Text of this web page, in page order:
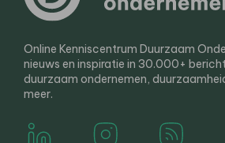
Online Kenniscentrum Duurzaam
nieuws en inspiratie in 30.000+
duurzaam ondernemen,
meer.